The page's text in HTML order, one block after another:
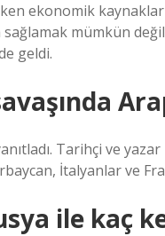
ekonomik
sağlamak mümkün
geldi.
Tarihçi ve yazar
İtalyanlar ve
ile kaç